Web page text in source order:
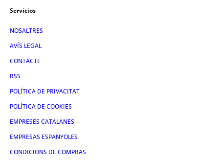
Servicios
NOSALTRES
AVÍS LEGAL
CONTACTE
RSS
POLÍTICA DE PRIVACITAT
POLÍTICA DE COOKIES
EMPRESES CATALANES
EMPRESAS ESPANYOLES
CONDICIONS DE COMPRAS